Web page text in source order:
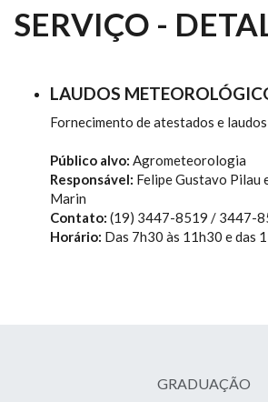
SERVIÇO -
LAUDOS
Fornecimento de atestados e
Público alvo: Agrometeorologia
Responsável: Felipe Gustavo Pilau
Marin
Contato: (19) 3447-8519 / 3447-
Horário: Das 7h30 às 11h30 e das
GRADUAÇÃO